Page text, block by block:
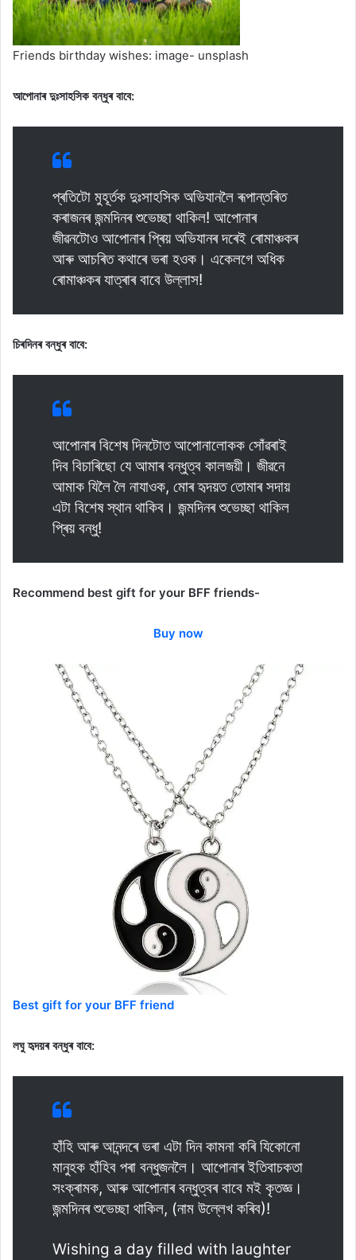
Friends birthday wishes: image- unsplash
আপোনাৰ দুঃসাহসিক বন্ধুৰ বাবে:
প্ৰতিটো মুহূৰ্তক দুঃসাহসিক অভিযানলৈ ৰূপান্তৰিত
কৰাজনৰ জন্মদিনৰ শুভেচ্ছা থাকিল! আপোনাৰ
জীৱনটোও আপোনাৰ প্ৰিয় অভিযানৰ দৰেই ৰোমাঞ্চকৰ
আৰু আচৰিত কথাৰে ভৰা হওক। একেলগে অধিক
ৰোমাঞ্চকৰ যাত্ৰাৰ বাবে উল্লাস!
চিৰদিনৰ বন্ধুৰ বাবে:
আপোনাৰ বিশেষ দিনটোত আপোনালোকক সোঁৱৰাই
দিব বিচাৰিছো যে আমাৰ বন্ধুত্ব কালজয়ী। জীৱনে
আমাক যিলৈ লৈ নাযাওক, মোৰ হৃদয়ত তোমাৰ সদায়
এটা বিশেষ স্থান থাকিব। জন্মদিনৰ শুভেচ্ছা থাকিল
প্ৰিয় বন্ধু!
Recommend best gift for your BFF friends-
Buy now
Best gift for your BFF friend
লঘু হৃদয়ৰ বন্ধুৰ বাবে:
হাঁহি আৰু আনন্দৰে ভৰা এটা দিন কামনা কৰি যিকোনো
মানুহক হাঁহিব পৰা বন্ধুজনলৈ। আপোনাৰ ইতিবাচকতা
সংক্ৰামক, আৰু আপোনাৰ বন্ধুত্বৰ বাবে মই কৃতজ্ঞ।
জন্মদিনৰ শুভেচ্ছা থাকিল, (নাম উল্লেখ কৰিব)!
Wishing a day filled with laughter